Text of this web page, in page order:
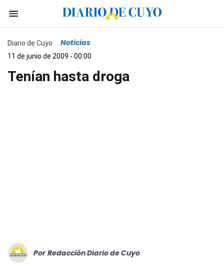
Diario de Cuyo Noticias
11 de junio de 2009 - 00:00
Tenían hasta droga
Por Redacción Diario de Cuyo